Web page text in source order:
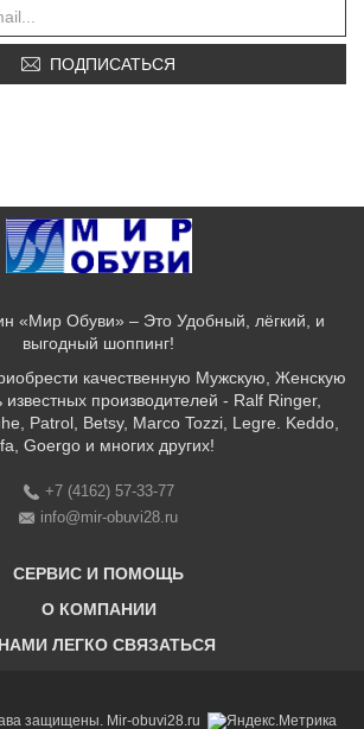
ПОДПИСАТЬСЯ
«Мир Обуви» – Это Удобный, лёгкий, и
выгодный шоппинг!
качественную Мужскую, Женскую
известных производителей - Ralf Ringer,
Patrol, Betsy, Marco Tozzi, Legre. Keddo,
Goergo и многих других!
+7 (4162) 57-33-77
info@mir-obuvi28.ru
СЕРВИС И ПОМОЩЬ
Бонусная программа
О КОМПАНИИ
ЛЕГКО СВЯЗАТЬСЯ
защищены. Mir-obuvi28.ru